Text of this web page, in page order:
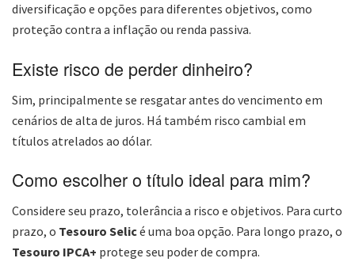
diversificação e opções para diferentes objetivos, como
proteção contra a inflação ou renda passiva.
Existe risco de perder dinheiro?
Sim, principalmente se resgatar antes do vencimento em
cenários de alta de juros. Há também risco cambial em
títulos atrelados ao dólar.
Como escolher o título ideal para mim?
Considere seu prazo, tolerância a risco e objetivos. Para curto
prazo, o Tesouro Selicé uma boa opção. Para longo prazo, o
Tesouro IPCA+ protege seu poder de compra.